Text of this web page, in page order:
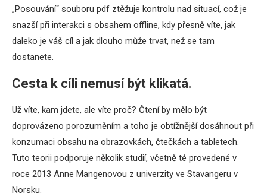
„Posouvání“ souboru pdf ztěžuje kontrolu nad situací, což je
snazší při interakci s obsahem offline, kdy přesně víte, jak
daleko je váš cíl a jak dlouho může trvat, než se tam
dostanete.
Cesta k cíli nemusí být klikatá.
Už víte, kam jdete, ale víte proč? Čtení by mělo být
doprovázeno porozuměním a toho je obtížnější dosáhnout při
konzumaci obsahu na obrazovkách, čtečkách a tabletech.
Tuto teorii podporuje několik studií, včetně té provedené v
roce 2013 Anne Mangenovou z univerzity ve Stavangeru v
Norsku.